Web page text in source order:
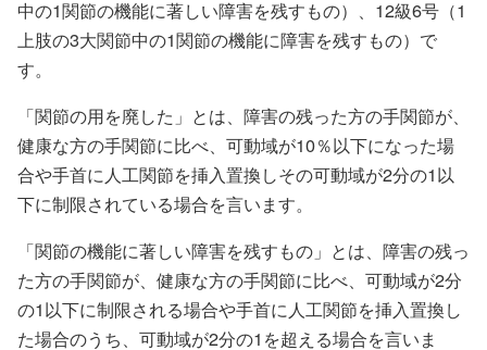
中の1関節の機能に著しい障害を残すもの）、12級6号（1
上肢の3大関節中の1関節の機能に障害を残すもの）で
す。
「関節の用を廃した」とは、障害の残った方の手関節が、
健康な方の手関節に比べ、可動域が10％以下になった場
合や手首に人工関節を挿入置換しその可動域が2分の1以
下に制限されている場合を言います。
「関節の機能に著しい障害を残すもの」とは、障害の残っ
た方の手関節が、健康な方の手関節に比べ、可動域が2分
の1以下に制限される場合や手首に人工関節を挿入置換し
た場合のうち、可動域が2分の1を超える場合を言いま